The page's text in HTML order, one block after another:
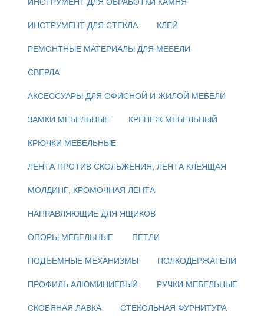
ИНСТРУМЕНТ ДЛЯ СТЕКЛА
КЛЕЙ
РЕМОНТНЫЕ МАТЕРИАЛЫ ДЛЯ МЕБЕЛИ
СВЕРЛА
АКСЕССУАРЫ ДЛЯ ОФИСНОЙ И ЖИЛОЙ МЕБЕЛИ
ЗАМКИ МЕБЕЛЬНЫЕ
КРЕПЕЖ МЕБЕЛЬНЫЙ
КРЮЧКИ МЕБЕЛЬНЫЕ
ЛЕНТА ПРОТИВ СКОЛЬЖЕНИЯ, ЛЕНТА КЛЕЯЩАЯ
МОЛДИНГ, КРОМОЧНАЯ ЛЕНТА
НАПРАВЛЯЮЩИЕ ДЛЯ ЯЩИКОВ
ОПОРЫ МЕБЕЛЬНЫЕ
ПЕТЛИ
ПОДЪЕМНЫЕ МЕХАНИЗМЫ
ПОЛКОДЕРЖАТЕЛИ
ПРОФИЛЬ АЛЮМИНИЕВЫЙ
РУЧКИ МЕБЕЛЬНЫЕ
СКОБЯНАЯ ЛАВКА
СТЕКОЛЬНАЯ ФУРНИТУРА